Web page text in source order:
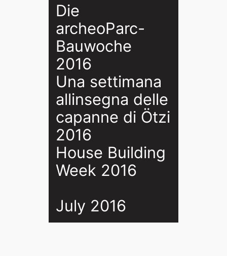
Die
archeoParc-
Bauwoche
2016
Una settimana
allinsegna delle
capanne di Ötzi
2016
House Building
Week 2016
July 2016